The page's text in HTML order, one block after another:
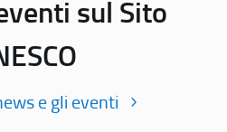
sul Sito
e gli eventi